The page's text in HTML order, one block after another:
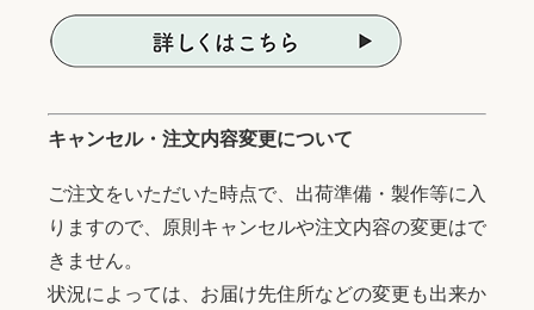
キャンセル・注文内容変更について
ご注文をいただいた時点で、出荷準備・製作等に入
りますので、原則キャンセルや注文内容の変更はで
きません。
状況によっては、お届け先住所などの変更も出来か